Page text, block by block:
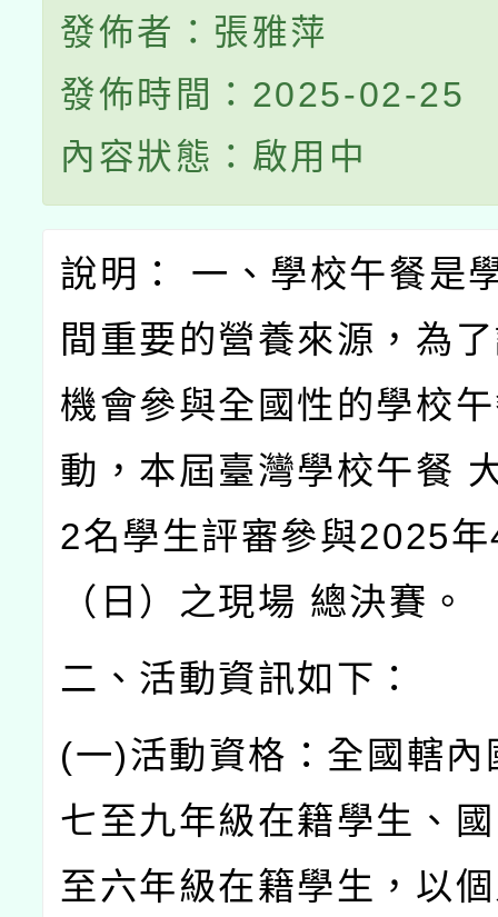
發佈者：張雅萍
發佈時間：2025-02-25
內容狀態：啟用中
說明： 一、學校午餐是
間重要的營養來源，為
機會參與全國性的學校
動，本屆臺灣學校午餐
2名學生評審參與2025
（日）之現場 總決賽。
二、活動資訊如下：
(一)活動資格：全國轄內
七至九年級在籍學生、
至六年級在籍學生，以